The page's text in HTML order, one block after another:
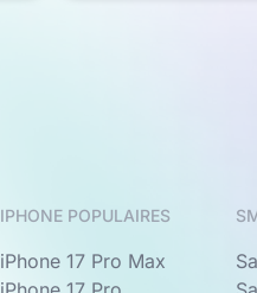
IPHONE POPULAIRES
iPhone 17 Pro Max